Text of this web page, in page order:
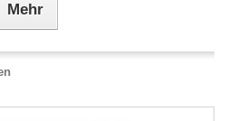
Mehr